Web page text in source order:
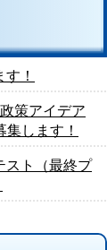
！
策アイデア
します！
スト（最終プ